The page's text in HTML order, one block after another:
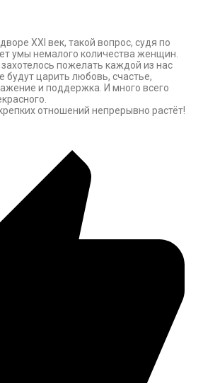
XXI век, такой вопрос, судя по
умы немалого количества женщин.
пожелать каждой из нас
будут царить любовь, счастье,
и поддержка. И много всего
отношений непрерывно растёт!